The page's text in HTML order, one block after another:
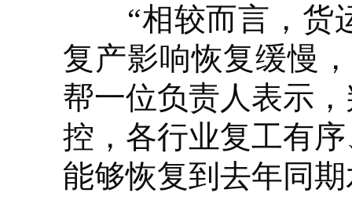
“相较而言，货运
复产影响恢复缓慢
帮一位负责人表示
控，各行业复工有
能够恢复到去年同